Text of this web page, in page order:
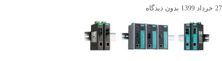
27 خرداد 1399
بدون دیدگاه